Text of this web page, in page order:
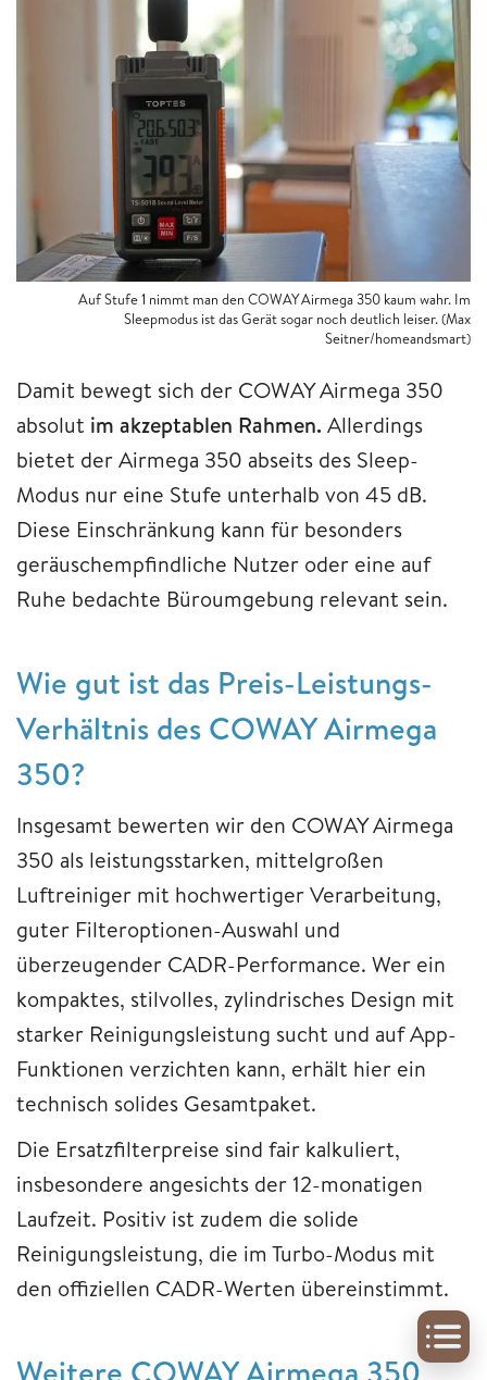
Auf Stufe 1 nimmt man den COWAY Airmega 350 kaum wahr. Im
Sleepmodus ist das Gerät sogar noch deutlich leiser. (Max
Seitner/homeandsmart)
Damit bewegt sich der COWAY Airmega 350
absolut im akzeptablen Rahmen. Allerdings
bietet der Airmega 350 abseits des Sleep-
Modus nur eine Stufe unterhalb von 45 dB.
Diese Einschränkung kann für besonders
geräuschempfindliche Nutzer oder eine auf
Ruhe bedachte Büroumgebung relevant sein.
Wie gut ist das Preis-Leistungs-
Verhältnis des COWAY Airmega
350?
Insgesamt bewerten wir den COWAY Airmega
350 als leistungsstarken, mittelgroßen
Luftreiniger mit hochwertiger Verarbeitung,
guter Filteroptionen-Auswahl und
überzeugender CADR-Performance. Wer ein
kompaktes, stilvolles, zylindrisches Design mit
starker Reinigungsleistung sucht und auf App-
Funktionen verzichten kann, erhält hier ein
technisch solides Gesamtpaket.
Die Ersatzfilterpreise sind fair kalkuliert,
insbesondere angesichts der 12-monatigen
Laufzeit. Positiv ist zudem die solide
Reinigungsleistung, die im Turbo-Modus mit
den offiziellen CADR-Werten übereinstimmt.
Weitere COWAY Airmega 350